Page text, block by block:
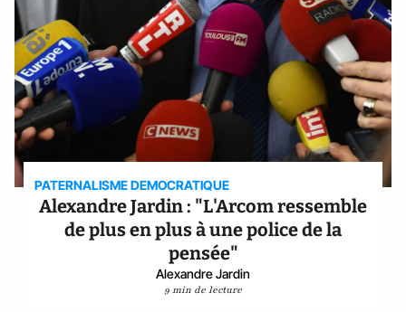
PATERNALISME DEMOCRATIQUE
Alexandre Jardin : "L'Arcom ressemble
de plus en plus à une police de la
pensée"
Alexandre Jardin
9 min de lecture